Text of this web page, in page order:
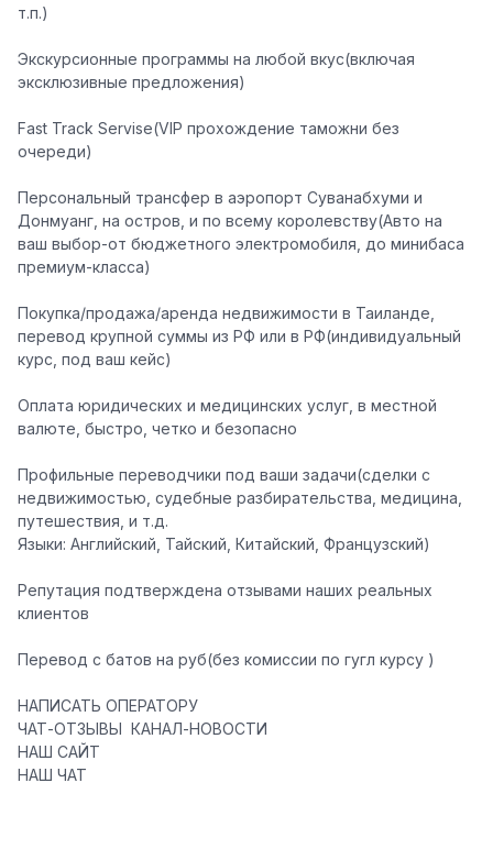
т.п.)
Экскурсионные программы на любой вкус(включая
эксклюзивные предложения)
Fast Track Servise(VIP прохождение таможни без
очереди)
Персональный трансфер в аэропорт Суванабхуми и
Донмуанг, на остров, и по всему королевству(Авто на
ваш выбор-от бюджетного электромобиля, до минибаса
премиум-класса)
Покупка/продажа/аренда недвижимости в Таиланде,
перевод крупной суммы из РФ или в РФ(индивидуальный
курс, под ваш кейс)
Оплата юридических и медицинских услуг, в местной
валюте, быстро, четко и безопасно
Профильные переводчики под ваши задачи(сделки с
недвижимостью, судебные разбирательства, медицина,
путешествия, и т.д.
Языки: Английский, Тайский, Китайский, Французский)
Репутация подтверждена отзывами наших реальных
клиентов
Перевод с батов на руб(без комиссии по гугл курсу )
НАПИСАТЬ ОПЕРАТОРУ
ЧАТ-ОТЗЫВЫ КАНАЛ-НОВОСТИ
НАШ САЙТ
НАШ ЧАТ